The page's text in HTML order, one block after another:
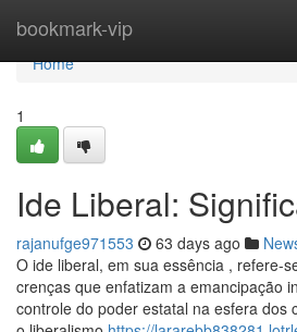
bookmark-vip
Home
Home
1
Ide Liberal:
rajanufge971553 63 days ago
O ide liberal, em sua essência , refere-
crenças que enfatizam a emancipação
controle do poder estatal na esfera dos